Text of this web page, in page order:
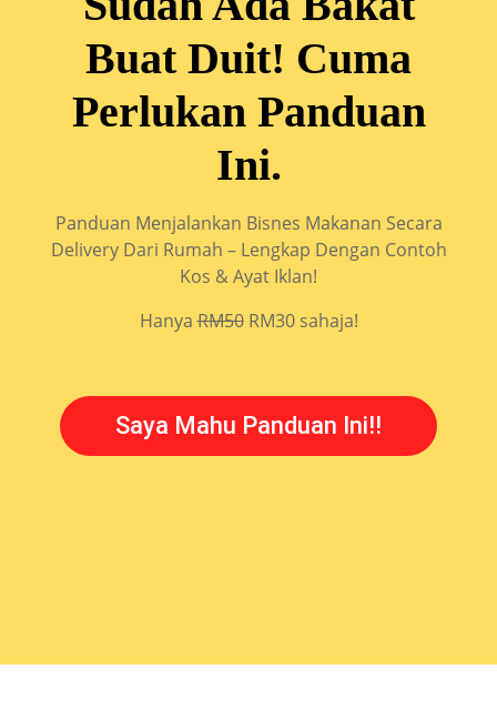
Buat Duit! Cuma
Perlukan Panduan
Ini.
Panduan Menjalankan Bisnes Makanan Secara
Delivery Dari Rumah – Lengkap Dengan Contoh
Kos & Ayat Iklan!
HanyaRM50RM30 sahaja!
Saya Mahu Panduan Ini!!